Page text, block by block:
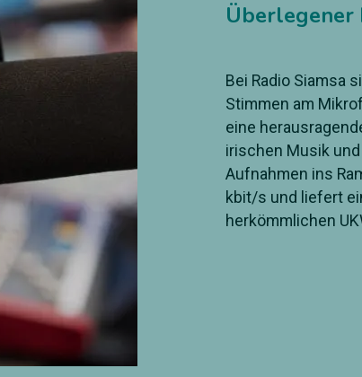
Überlegener
Bei Radio Siamsa
Stimmen am
eine
irischen Musik
Aufnahmen ins
kbit/s und liefert
herkömmlichen